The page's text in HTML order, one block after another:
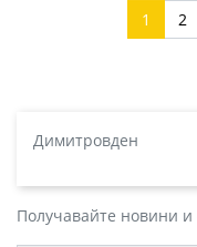
1 2
Димитровден
Получавайте новини